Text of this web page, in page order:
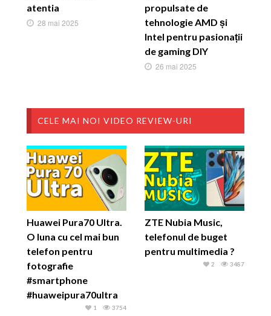
atentia
28 mai 2025
propulsate de
tehnologie AMD și
Intel pentru pasionații
de gaming DIY
26 mai 2025
CELE MAI NOI VIDEO REVIEW-URI
Huawei Pura70 Ultra.
O luna cu cel mai bun
telefon pentru
fotografie
#smartphone
#huaweipura70ultra
3754
1
ZTE Nubia Music,
telefonul de buget
pentru multimedia ?
3487
2